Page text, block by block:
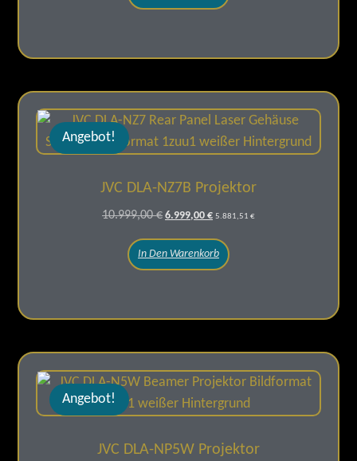
Angebot!
JVC DLA-NZ7B Projektor
10.999,00€ 6.999,00 € 5.881,51 €
In Den Warenkorb
Angebot!
JVC DLA-NP5W Projektor